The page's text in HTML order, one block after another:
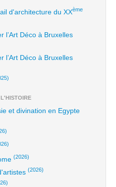
d'architecture du XXème
l’Art Déco à Bruxelles
l’Art Déco à Bruxelles
et divination en Egypte
(2026)
(2026)